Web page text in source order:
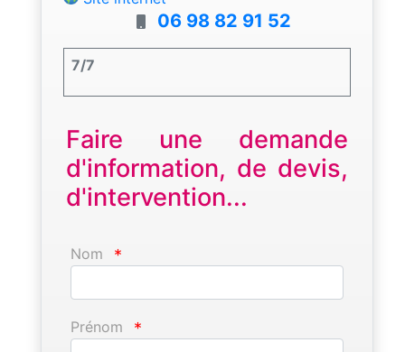
06 98 82 91 52
7/7
Faire une demande
d'information, de devis,
d'intervention...
Nom *
Prénom *